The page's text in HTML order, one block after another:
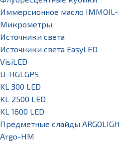
Иммерсионное масло IMMOIL-
Микрометры
Источники света
Источники света EasyLED
VisiLED
U-HGLGPS
KL 300 LED
KL 2500 LED
KL 1600 LED
Предметные слайды
Argo-HM